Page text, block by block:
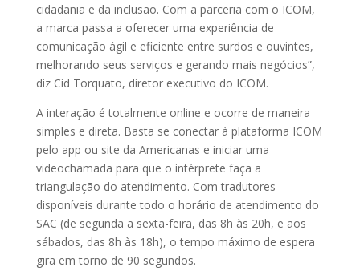
cidadania e da inclusão. Com a parceria com o ICOM,
a marca passa a oferecer uma experiência de
comunicação ágil e eficiente entre surdos e ouvintes,
melhorando seus serviços e gerando mais negócios”,
diz Cid Torquato, diretor executivo do ICOM.
A interação é totalmente online e ocorre de maneira
simples e direta. Basta se conectar à plataforma ICOM
pelo app ou site da Americanas e iniciar uma
videochamada para que o intérprete faça a
triangulação do atendimento. Com tradutores
disponíveis durante todo o horário de atendimento do
SAC (de segunda a sexta-feira, das 8h às 20h, e aos
sábados, das 8h às 18h), o tempo máximo de espera
gira em torno de 90 segundos.